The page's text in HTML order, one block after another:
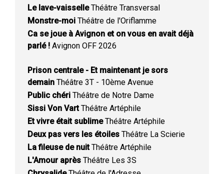
Le lave-vaisselleThéâtre Transversal
Monstre-moi Théâtre de l'Oriflamme
Ca se joue à Avignon et on vous en avait déjà
parlé ! Avignon OFF 2026
Prison centrale - Et maintenant je sors
demain Théâtre 3T - 10ème Avenue
Public chéri Théâtre de Notre Dame
Sissi Von VartThéâtre Artéphile
Et vivre était sublimeThéâtre Artéphile
Deux pas vers les étoiles Théâtre La Scierie
La fileuse de nuitThéâtre Artéphile
L'Amour après Théâtre Les 3S